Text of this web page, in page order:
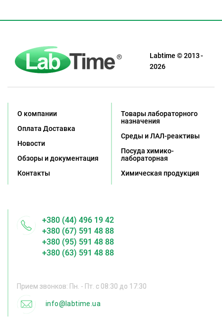
Labtime © 2013 -
2026
О компании
Оплата Доставка
Новости
Обзоры и документация
Контакты
Товары лабораторного
назначения
Среды и ЛАЛ-реактивы
Посуда химико-
лабораторная
Химическая продукция
+380 (44) 496 19 42
+380 (67) 591 48 88
+380 (95) 591 48 88
+380 (63) 591 48 88
Прием звонков: Пн. - Пт. с 08:30 до 17:30
info@labtime.ua